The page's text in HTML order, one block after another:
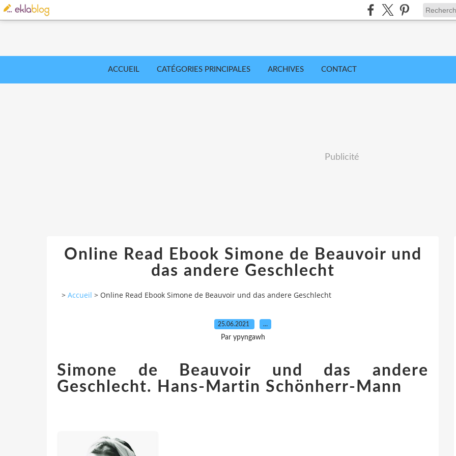
ACCUEIL CATÉGORIES PRINCIPALES ARCHIVES CONTACT
Publicité
Online Read Ebook Simone de Beauvoir und
das andere Geschlecht
> Accueil > Online Read Ebook Simone de Beauvoir und das andere Geschlecht
25.06.2021 …
Par ypyngawh
Simone de Beauvoir und das andere
Geschlecht. Hans-Martin Schönherr-Mann